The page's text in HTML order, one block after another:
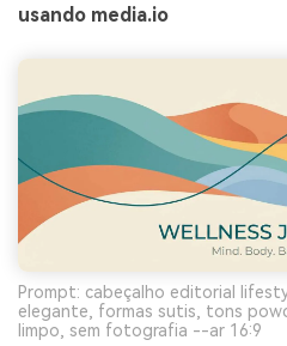
usando media.io
Prompt: cabeçalho editorial
elegante, formas sutis, tons
limpo, sem fotografia --ar 16:9